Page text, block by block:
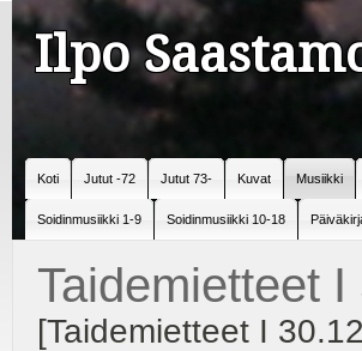
Ilpo
Koti Jutut -72 Jutut 73- Kuvat Musiikki
Soidinmusiikki 1-9 Soidinmusiikki 10-18
Taidemietteet I
[Taidemietteet I